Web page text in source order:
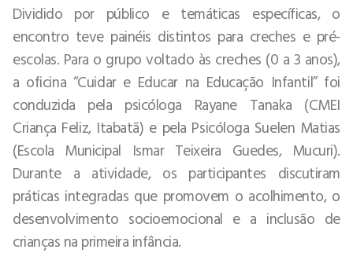
Dividido por público e temáticas específicas, o
encontro teve painéis distintos para creches e pré-
escolas. Para o grupo voltado às creches (0 a 3 anos),
a oficina “Cuidar e Educar na Educação Infantil” foi
conduzida pela psicóloga Rayane Tanaka (CMEI
Criança Feliz, Itabatã) e pela Psicóloga Suelen Matias
(Escola Municipal Ismar Teixeira Guedes, Mucuri).
Durante a atividade, os participantes discutiram
práticas integradas que promovem o acolhimento, o
desenvolvimento socioemocional e a inclusão de
crianças na primeira infância.